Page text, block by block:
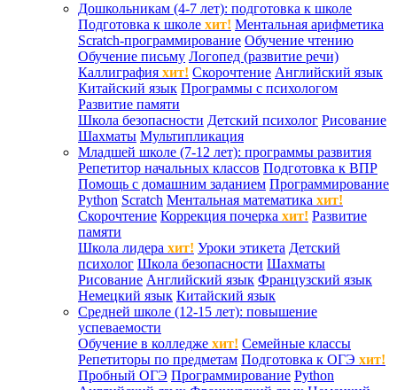
Дошкольникам (4-7 лет): подготовка к школе
Подготовка к школе хит! Ментальная арифметика
Scratch-программирование Обучение чтению
Обучение письму Логопед (развитие речи)
Каллиграфия хит! Скорочтение Английский язык
Китайский язык Программы с психологом
Развитие памяти
Школа безопасности Детский психолог Рисование
Шахматы Мультипликация
Младшей школе (7-12 лет): программы развития
Репетитор начальных классов Подготовка к ВПР
Помощь с домашним заданием Программирование
Python Scratch Ментальная математика хит!
Скорочтение Коррекция почерка хит! Развитие
памяти
Школа лидера хит! Уроки этикета Детский
психолог Школа безопасности Шахматы
Рисование Английский язык Французский язык
Немецкий язык Китайский язык
Средней школе (12-15 лет): повышение
успеваемости
Обучение в колледже хит! Семейные классы
Репетиторы по предметам Подготовка к ОГЭ хит!
Пробный ОГЭ Программирование Python